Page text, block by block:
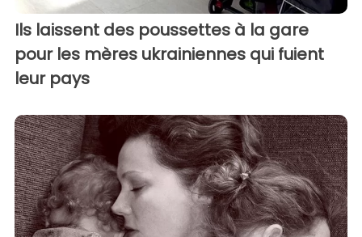
Ils laissent des poussettes à la gare
pour les mères ukrainiennes qui fuient
leur pays